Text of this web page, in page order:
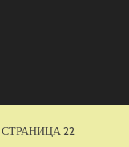
СТРАНИЦА 22